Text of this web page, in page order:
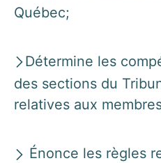
Québec;
Détermine les
des sections du
relatives aux
Énonce les règles